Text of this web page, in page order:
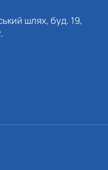
шлях, буд. 19,